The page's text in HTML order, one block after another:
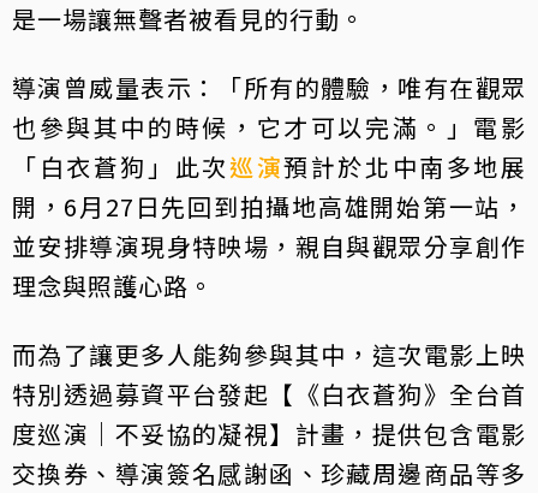
是一場讓無聲者被看見的行動。
導演曾威量表示：「所有的體驗，唯有在觀眾
也參與其中的時候，它才可以完滿。」電影
「白衣蒼狗」此次巡演預計於北中南多地展
開，6月27日先回到拍攝地高雄開始第一站，
並安排導演現身特映場，親自與觀眾分享創作
理念與照護心路。
而為了讓更多人能夠參與其中，這次電影上映
特別透過募資平台發起【《白衣蒼狗》全台首
度巡演｜不妥協的凝視】計畫，提供包含電影
交換券、導演簽名感謝函、珍藏周邊商品等多